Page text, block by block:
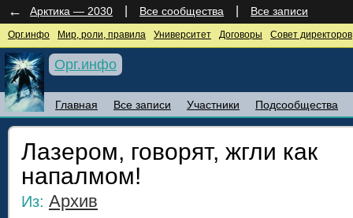
← Арктика — 2030 Все сообщества Все записи
Орг.инфо Мир, роли, правила Университет Договоры Совет директоров
Орг.инфо
Главная Все записи Участники Подсообщества
Лазером, говорят, жгли как
напалмом!
Из: Архив